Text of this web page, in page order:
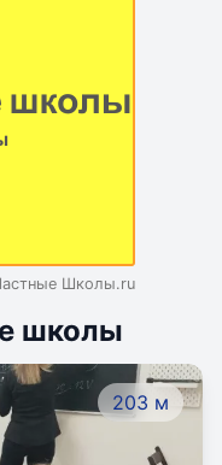
Школы.ru
школы
203 м